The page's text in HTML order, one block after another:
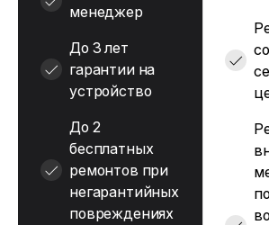
менеджер
До 3 лет
гарантии на
устройство
До 2
бесплатных
ремонтов при
негарантийных
повреждениях